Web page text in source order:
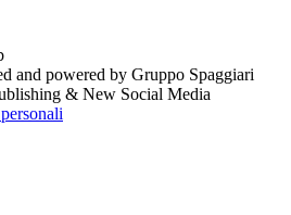
and powered by Gruppo Spaggiari
& New Social Media